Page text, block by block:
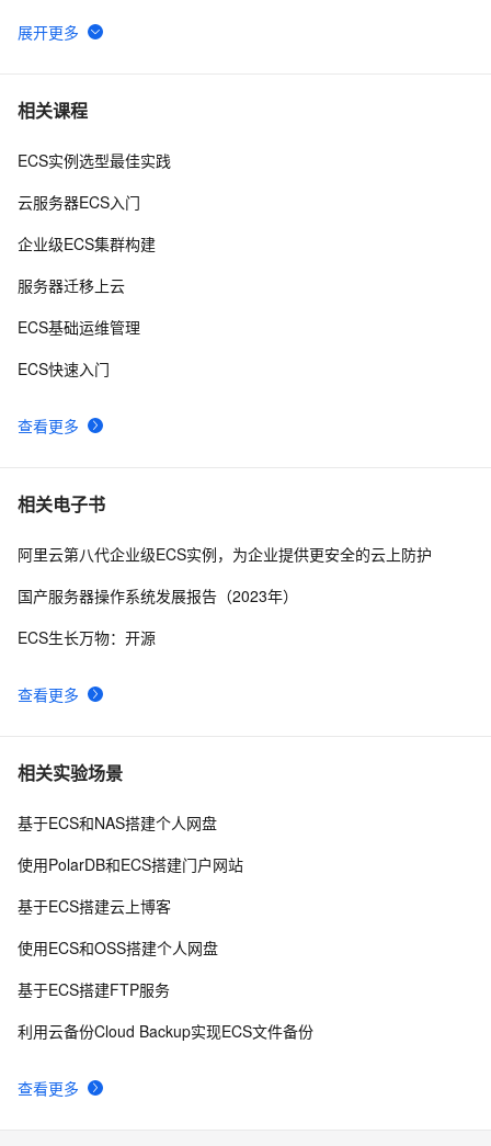
6 报道称黑客利用微软IIS安全漏洞 入侵大学服务器
7 perl--CGI编程之Apache服务器安装配置
8 阿里云轻量应用服务器与ECS区别
10阿里云“飞天加速计划”ECS使用体验
相关课程
查看更多
ECS实例选型最佳实践
云服务器ECS入门
企业级ECS集群构建
服务器迁移上云
ECS基础运维管理
ECS快速入门
相关电子书
查看更多
阿里云第八代企业级ECS实例，为企业提供更安全的云上防护
国产服务器操作系统发展报告（2023年）
ECS生长万物：开源
相关实验场景
查看更多
基于ECS和NAS搭建个人网盘
使用PolarDB和ECS搭建门户网站
基于ECS搭建云上博客
使用ECS和OSS搭建个人网盘
基于ECS搭建FTP服务
利用云备份Cloud Backup实现ECS文件备份